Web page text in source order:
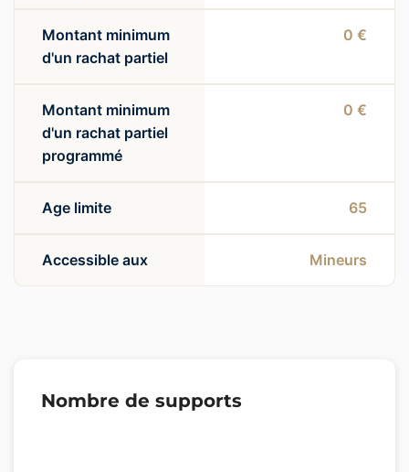
Montant minimum
d'un rachat partiel
0 €
Montant minimum
d'un rachat partiel
programmé
0 €
Age limite 65
Accessible aux Mineurs
Nombre de supports